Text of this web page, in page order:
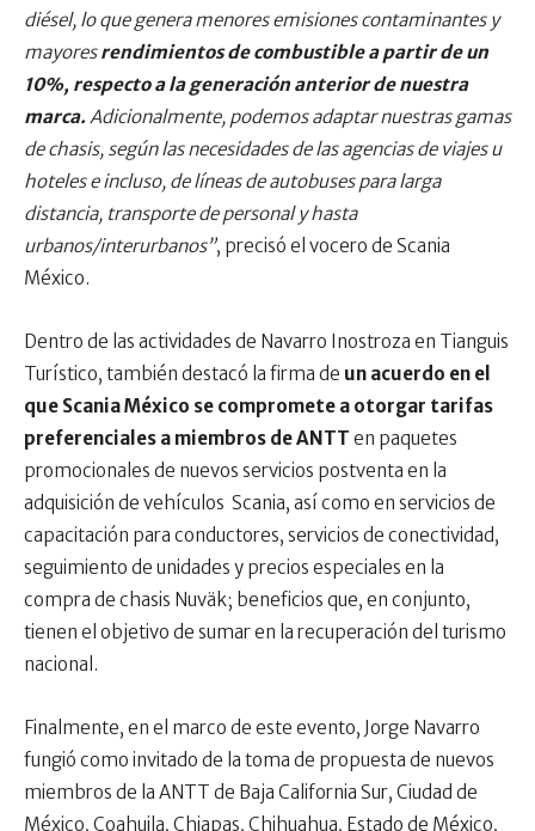
diésel, lo que genera menores emisiones contaminantes y
mayoresrendimientos de combustible a partir de un
10%, respecto a la generación anterior de nuestra
marca. Adicionalmente, podemos adaptar nuestras gamas
de chasis, según las necesidades de las agencias de viajes u
hoteles e incluso, de líneas de autobuses para larga
distancia, transporte de personal y hasta
urbanos/interurbanos”, precisó el vocero de Scania
México.
Dentro de las actividades de Navarro Inostroza en Tianguis
Turístico, también destacó la firma de un acuerdo en el
que Scania México se compromete a otorgar tarifas
preferenciales a miembros de ANTT en paquetes
promocionales de nuevos servicios postventa en la
adquisición de vehículos Scania, así como en servicios de
capacitación para conductores, servicios de conectividad,
seguimiento de unidades y precios especiales en la
compra de chasis Nuväk; beneficios que, en conjunto,
tienen el objetivo de sumar en la recuperación del turismo
nacional.
Finalmente, en el marco de este evento, Jorge Navarro
fungió como invitado de la toma de propuesta de nuevos
miembros de la ANTT de Baja California Sur, Ciudad de
México, Coahuila, Chiapas, Chihuahua, Estado de México,